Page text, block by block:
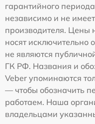
гарантийного
независимо и не
производителя. Цены
носят исключительно
не являются
ГК РФ. Названия и
Veber упоминаются
— чтобы обозначить
работаем. Наша
владельцами